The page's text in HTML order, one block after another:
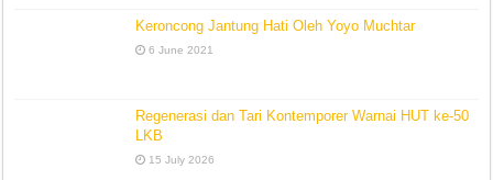
Keroncong Jantung Hati Oleh Yoyo Muchtar
6 June 2021
Regenerasi dan Tari Kontemporer Warnai HUT ke-50
LKB
15 July 2026